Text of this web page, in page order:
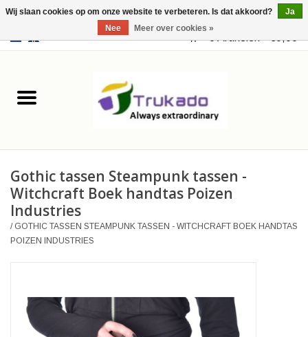
USD 0 Artikelen - €0,00
Leer
Merchandise
Retro Vintage
Tassen
Gothic tassen Steampunk tassen -
Witchcraft Boek handtas Poizen
Industries
/ GOTHIC TASSEN STEAMPUNK TASSEN - WITCHCRAFT BOEK HANDTAS
POIZEN INDUSTRIES
Wij slaan cookies op om onze website te verbeteren. Is dat akkoord?
Ja
Nee
Meer over cookies »